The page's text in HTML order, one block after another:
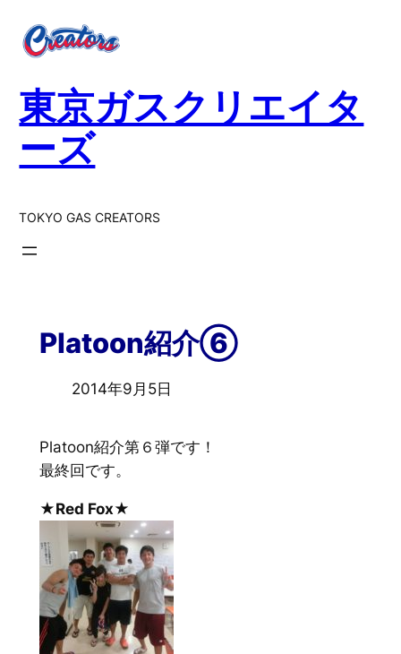
東京ガスクリエイタ
ーズ
TOKYO GAS CREATORS
Platoon紹介⑥
2014年9月5日
Platoon紹介第６弾です！
最終回です。
★Red Fox★